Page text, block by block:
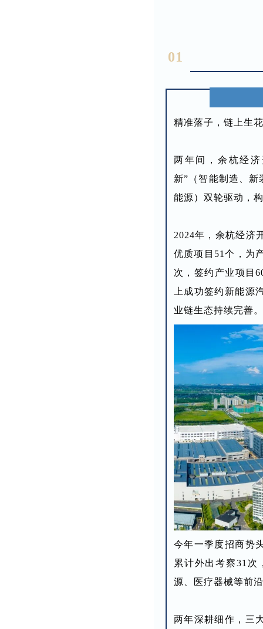
01
精准落子，链上生
两年间，余杭经
新”（智能制造、
能源）双轮驱动，
2024年，余杭经济
优质项目51个，为
次，签约产业项目
上成功签约新能源
业链生态持续完善。
今年一季度招商势
累计外出考察31次
源、医疗器械等前
两年深耕细作，三